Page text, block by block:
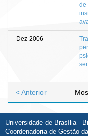
de
Dez-2006 -
< Anterior
Universidade de Brasília -
Coordenadoria de Gestão